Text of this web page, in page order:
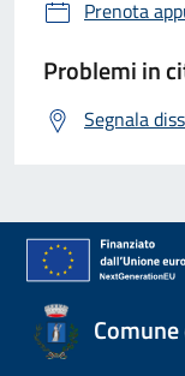
Prenota
Problemi in
Segnala